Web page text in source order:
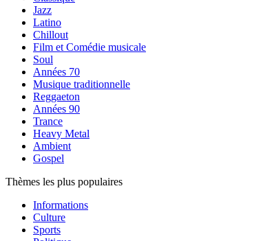
Jazz
Latino
Chillout
Film et Comédie musicale
Soul
Années 70
Musique traditionnelle
Reggaeton
Années 90
Trance
Heavy Metal
Ambient
Gospel
Thèmes les plus populaires
Informations
Culture
Sports